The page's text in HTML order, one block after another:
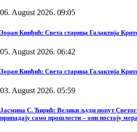
06. August 2026. 09:05
Зоран Кинђић: Света старица Галактија
05. August 2026. 06:42
Зоран Кинђић: Света старица Галактија
03. August 2026. 05:59
Јасмина С. Ћирић: Велики људи попут
припадају само прошлости – они постају